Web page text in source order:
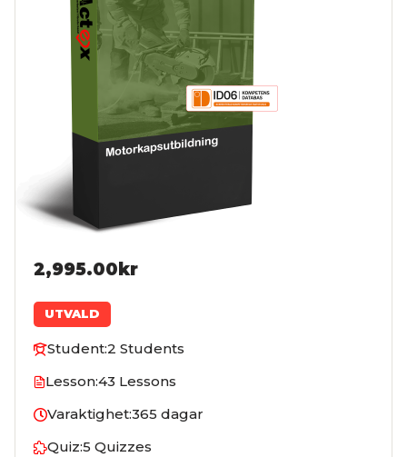
2,995.00kr
UTVALD
Student:2 Students
Lesson:43 Lessons
Varaktighet:365 dagar
Quiz:5 Quizzes